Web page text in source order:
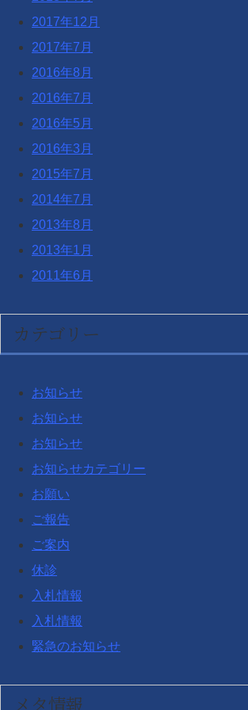
2017年12月
2017年7月
2016年8月
2016年7月
2016年5月
2016年3月
2015年7月
2014年7月
2013年8月
2013年1月
2011年6月
カテゴリー
お知らせ
お知らせ
お知らせ
お知らせカテゴリー
お願い
ご報告
ご案内
休診
入札情報
入札情報
緊急のお知らせ
メタ情報